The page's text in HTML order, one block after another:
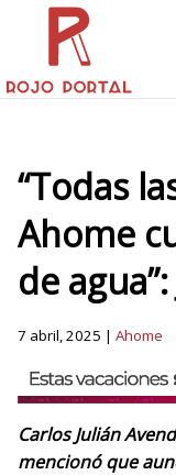
“Todas
Ahome
de
7 abril, 2025 | Ahome
Carlos Julián
mencionó que